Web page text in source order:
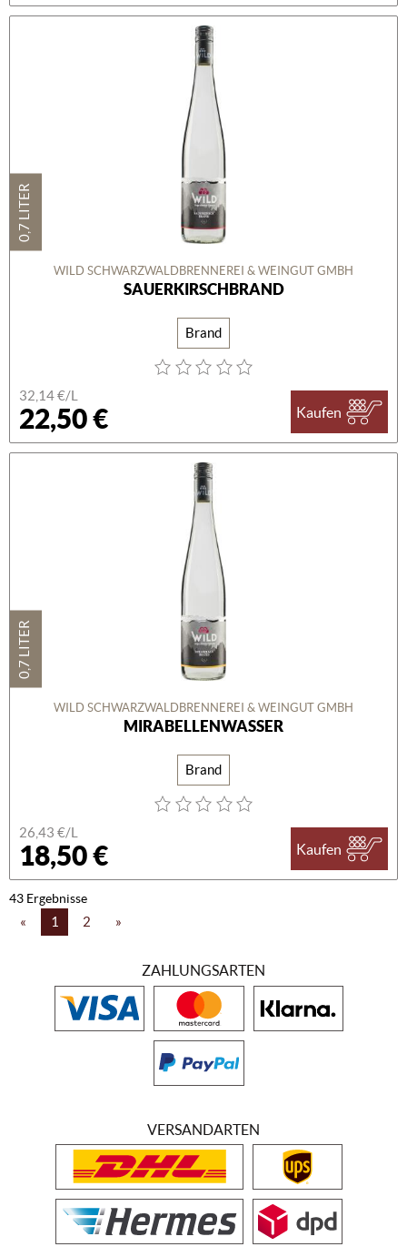
0,7 LITER
WILD SCHWARZWALDBRENNEREI & WEINGUT GMBH
SAUERKIRSCHBRAND
Brand
32,14 €/L
22,50 € Kaufen
0,7 LITER
WILD SCHWARZWALDBRENNEREI & WEINGUT GMBH
MIRABELLENWASSER
Brand
26,43 €/L
18,50 € Kaufen
43 Ergebnisse
« 1 2 »
ZAHLUNGSARTEN
VERSANDARTEN